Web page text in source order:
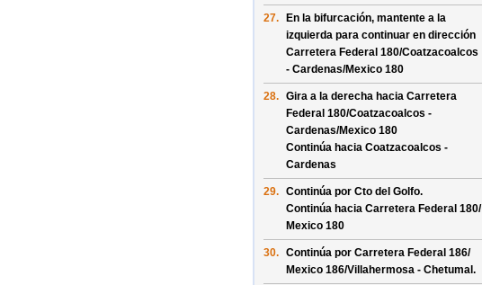
27.
En la bifurcación, mantente a la
izquierda para continuar en dirección
Carretera Federal 180/Coatzacoalcos
- Cardenas/Mexico 180
28. Gira a la derecha hacia Carretera
Federal 180/Coatzacoalcos -
Cardenas/Mexico 180
Continúa hacia Coatzacoalcos -
Cardenas
29. Continúa por Cto del Golfo.
Continúa hacia Carretera Federal 180/
Mexico 180
30. Continúa por Carretera Federal 186/
Mexico 186/Villahermosa - Chetumal .